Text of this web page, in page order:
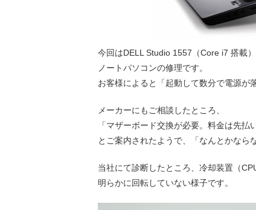
今回はDELL Studio 1557（Core i7 搭載
ノートパソコンの修理です。
お客様によると「起動して数分で電源が
メーカーにもご相談したところ、
「マザーボード交換が必要。料金は先払
とご案内されたようで、「なんとかなら
当社にて診断したところ、冷却装置（
明らかに回転していない様子です。